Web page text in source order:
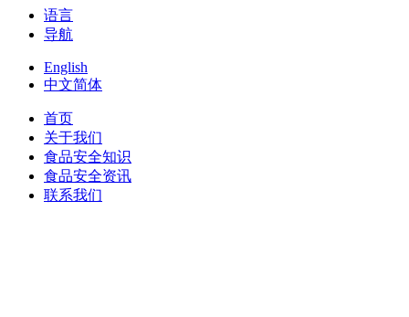
语言
导航
English
中文简体
首页
关于我们
食品安全知识
食品安全资讯
联系我们